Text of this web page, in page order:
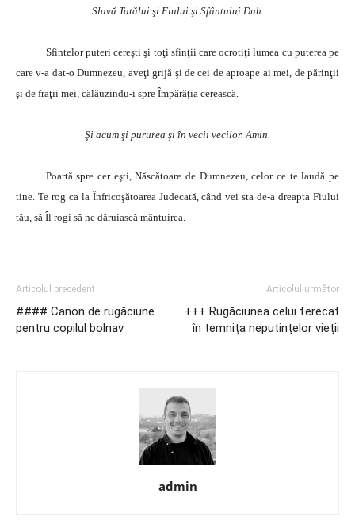
Slavă Tatălui şi Fiului şi Sfântului Duh.
Sfintelor puteri cereşti şi toţi sfinţii care ocrotiţi lumea cu puterea pe
care v-a dat-o Dumnezeu, aveţi grijă şi de cei de aproape ai mei, de părinţii
şi de fraţii mei, călăuzindu-i spre Împărăţia cerească.
Şi acum şi pururea şi în vecii vecilor. Amin.
Poartă spre cer eşti, Născătoare de Dumnezeu, celor ce te laudă pe
tine. Te rog ca la Înfricoşătoarea Judecată, când vei sta de-a dreapta Fiului
tău, să Îl rogi să ne dăruiască mântuirea.
Articolul precedent
#### Canon de rugăciune
pentru copilul bolnav
Articolul următor
+++ Rugăciunea celui ferecat
în temnița neputințelor vieții
admin